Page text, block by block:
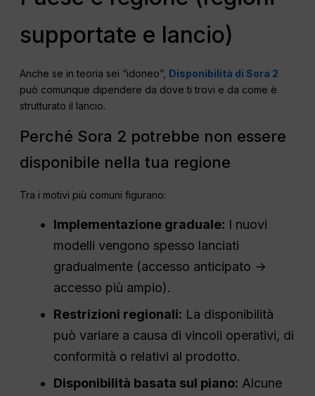
supportate e lancio)
Anche se in teoria sei “idoneo”, Disponibilità di Sora 2
può comunque dipendere da dove ti trovi e da come è
strutturato il lancio.
Perché Sora 2 potrebbe non essere
disponibile nella tua regione
Tra i motivi più comuni figurano:
Implementazione graduale: I nuovi
modelli vengono spesso lanciati
gradualmente (accesso anticipato →
accesso più ampio).
Restrizioni regionali: La disponibilità
può variare a causa di vincoli operativi, di
conformità o relativi al prodotto.
Disponibilità basata sul piano: Alcune